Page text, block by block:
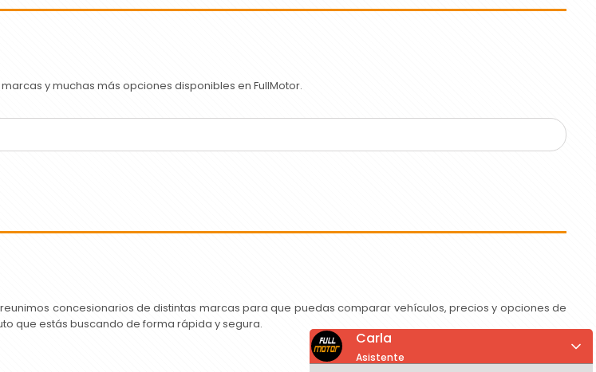
y muchas más opciones disponibles en FullMotor.
concesionarios de distintas marcas para que puedas comparar vehículos, precios y opciones de
que estás buscando de forma rápida y segura.
Carla
Asistente